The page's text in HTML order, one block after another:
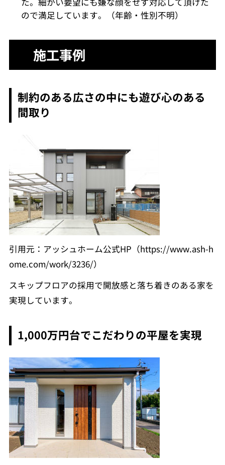
ので満足しています。（年齢・性別不明）
施工事例
制約のある広さの中にも遊び心のある
間取り
引用元：アッシュホーム公式HP（https://www.ash-h
ome.com/work/3236/）
スキップフロアの採用で開放感と落ち着きのある家を
実現しています。
1,000万円台でこだわりの平屋を実現